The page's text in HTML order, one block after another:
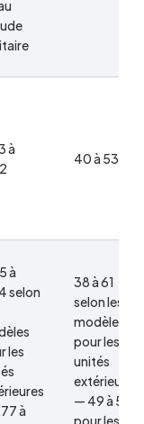
à
40 à 53
à
selon
les
à
38 à 61
selon les
modèles
pour les
unités
extérieures
— 49 à 57
pour les